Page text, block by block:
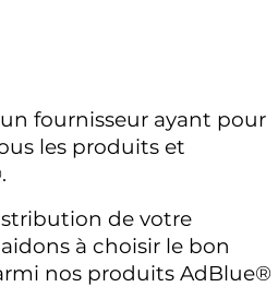
fournisseur ayant pour
les produits et
de votre
à choisir le bon
nos produits AdBlue®